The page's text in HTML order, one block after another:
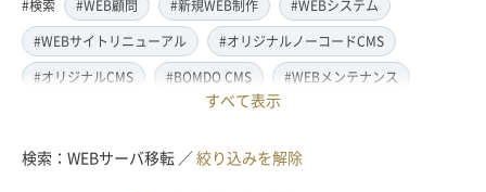
#検索 #WEB顧問 #新規WEB制作
#WEBシステム
#WEBサイトリニューアル
#オリジナルノーコードCMS
#オリジナルCMS
#BOMDO CMS
#WEBメンテナンス
#レスポンシブ対応
#翻訳・多言語対応
#情報管理システム
すべて表示
検索：WEBサーバ移転 ／絞り込みを解除